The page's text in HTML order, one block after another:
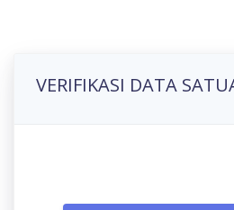
VERIFIKASI DATA